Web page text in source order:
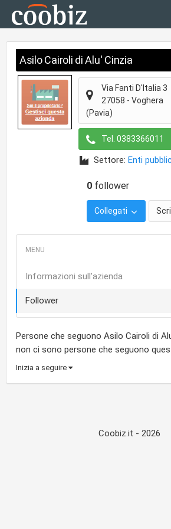
Asilo Cairoli di Alu' Cinzia
Via Fanti D'Italia 3
27058 - Voghera
(Pavia)
Tel. 0383366011
Settore: Enti
0 follower
Collegati
Informazioni sull'azienda
Follower
Persone che seguono Asilo Cairoli di
non ci sono persone che seguono
Inizia a seguire
Coobiz.it - 2026